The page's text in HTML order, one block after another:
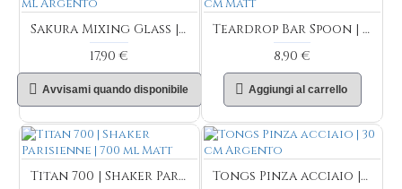
Sakura Mixing Glass | 500 ml Argento
17,90 €
Avvisami quando disponibile
Teardrop Bar Spoon | 40 cm Matt
8,90 €
Aggiungi al carrello
Titan 700 | Shaker Parisienne | 700 ml Matt
Tongs Pinza acciaio | 30 cm Argento